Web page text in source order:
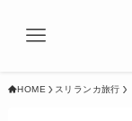
HOME スリランカ旅行